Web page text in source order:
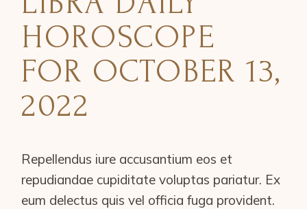
HOROSCOPE
FOR OCTOBER 13,
2022
Repellendus iure accusantium eos et
repudiandae cupiditate voluptas pariatur. Ex
eum delectus quis vel officia fuga provident.